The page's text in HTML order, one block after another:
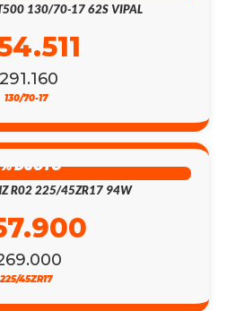
130/70-17 62S VIPAL
291.160
130/70-17
DSCTO
R02 225/45ZR17 94W
225/45ZR17